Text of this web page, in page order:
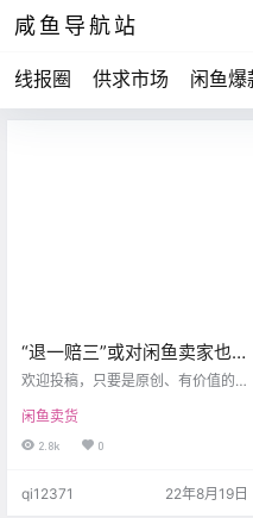
咸鱼导航站
线报圈 供求市场 闲鱼爆
“退一赔三”或对闲鱼卖家也
适用？重点是这！
欢迎投稿，只要是原创、有价值的
联系客服微信：xydhz_01 《中华人
民共和国消费者权益保护法》第五
条款针对的是经营者与消费者之间
闲鱼卖货
2.8k 0
qi12371 22年8月19日